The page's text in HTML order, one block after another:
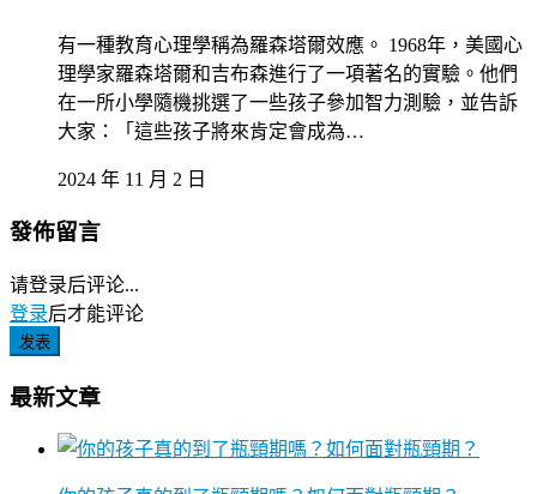
有一種教育心理學稱為羅森塔爾效應。 1968年，美國心
理學家羅森塔爾和吉布森進行了一項著名的實驗。他們
在一所小學隨機挑選了一些孩子參加智力測驗，並告訴
大家：「這些孩子將來肯定會成為…
2024 年 11 月 2 日
發佈留言
请登录后评论...
登录后才能评论
发表
最新文章